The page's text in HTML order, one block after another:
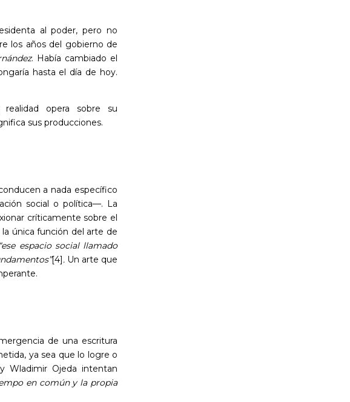
al poder,pero no
los años del gobierno de
. Había cambiado el
hasta el día de hoy.
opera sobre su
sus producciones.
a nada específico
social o política—. La
críticamente sobre el
única función del arte de
“ese espacio social llamado
[4]. Un arte que
de una escritura
ya sea que lo logre o
Wladimir Ojeda intentan
en común y la propia